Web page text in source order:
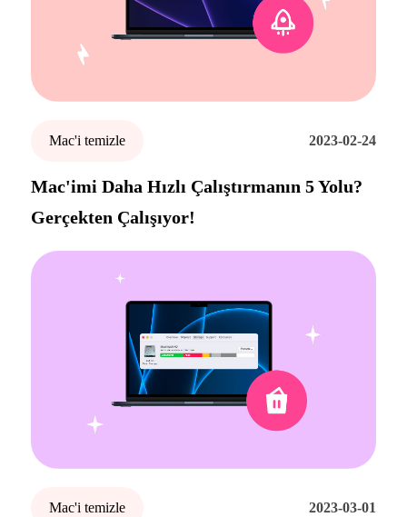
Mac'i temizle 2023-02-24
Mac'imi Daha Hızlı Çalıştırmanın 5 Yolu?
Gerçekten Çalışıyor!
Mac'i temizle 2023-03-01